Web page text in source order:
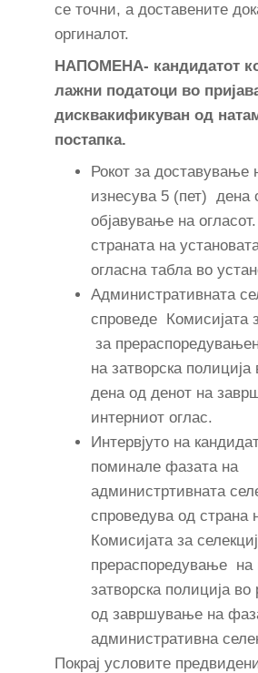
се точни, а доставените
оргиналот.
НAПОМЕНА- кандидатот
лажни податоци во
дисквакификуван од
постапка.
Рокот за доставување
изнесува 5 (пет) дена
објавување на
страната на
огласна табла во
Административната
спроведе Комисијата
за
на затворска полиција
дена од денот на
интерниот оглас.
Интервјуто на
поминале фазата на
администртивната
спроведува од страна
Комисијата за
прераспоредување на
затворска полиција
од завршување на
административна
Покрај условите